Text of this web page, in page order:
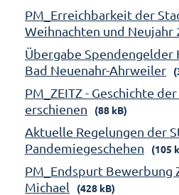
PM_Erreichbarkeit der
Weihnachten und Neujahr
Übergabe Spendengelder
Bad Neuenahr-Ahrweiler
PM_ZEITZ - Geschichte
erschienen
(88 kB)
Aktuelle Regelungen der
Pandemiegeschehen
(105
PM_Endspurt Bewerbung
Michael
(428 kB)